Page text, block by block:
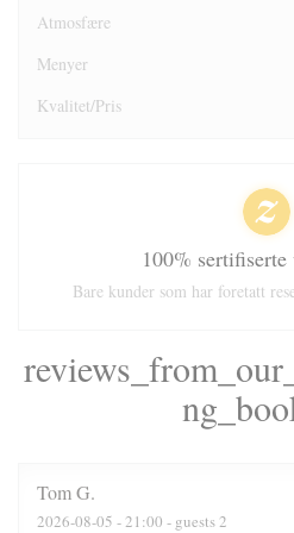
TomG
2026-08-05 - 21:00 - guests 2
Atmosfære
Menyer
Kvalitet/Pris
100%
Bare kunder som har foretatt